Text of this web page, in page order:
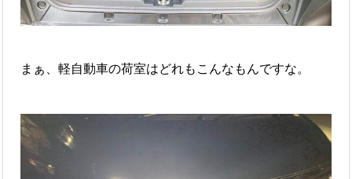
まぁ、軽自動車の荷室はどれもこんなもんですな。